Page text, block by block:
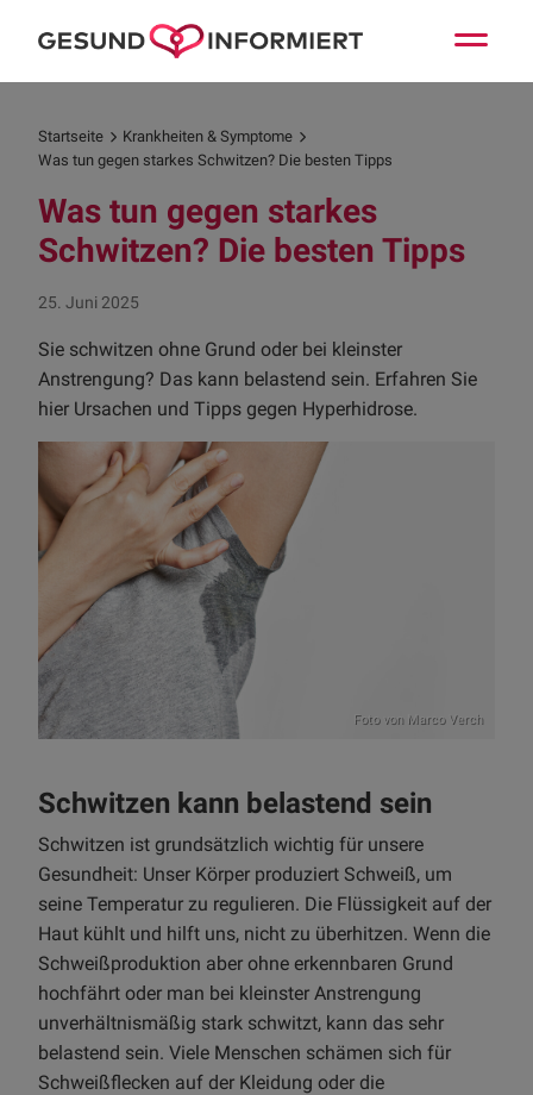
Startseite
Krankheiten & Symptome
Was tun gegen starkes Schwitzen? Die besten Tipps
Was tun gegen starkes
Schwitzen? Die besten Tipps
25. Juni 2025
Sie schwitzen ohne Grund oder bei kleinster
Anstrengung? Das kann belastend sein. Erfahren Sie
hier Ursachen und Tipps gegen Hyperhidrose.
Foto von Marco Verch
Schwitzen kann belastend sein
Schwitzen ist grundsätzlich wichtig für unsere
Gesundheit: Unser Körper produziert Schweiß, um
seine Temperatur zu regulieren. Die Flüssigkeit auf der
Haut kühlt und hilft uns, nicht zu überhitzen. Wenn die
Schweißproduktion aber ohne erkennbaren Grund
hochfährt oder man bei kleinster Anstrengung
unverhältnismäßig stark schwitzt, kann das sehr
belastend sein. Viele Menschen schämen sich für
Schweißflecken auf der Kleidung oder die